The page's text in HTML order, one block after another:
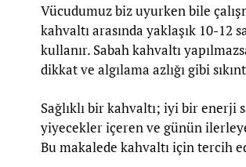
Vücudumuz biz uyurken bile
kahvaltı arasında yaklaşık 10-
kullanır. Sabah kahvaltı
dikkat ve algılama azlığı gibi
Sağlıklı bir kahvaltı; iyi bir
yiyecekler içeren ve günün
Bu makalede kahvaltı için tercih